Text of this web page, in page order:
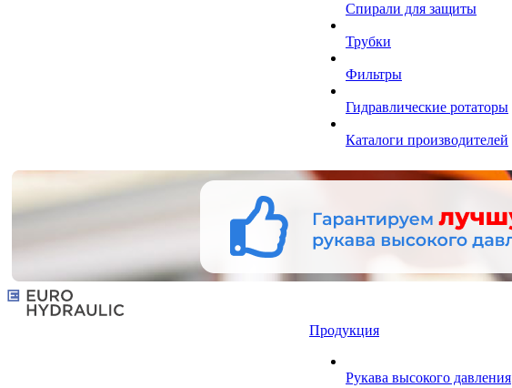
Спирали для защиты
Трубки
Фильтры
Гидравлические ротаторы
Каталоги производителей
Продукция
Рукава высокого давления